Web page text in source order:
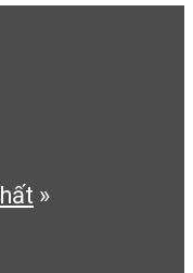
»